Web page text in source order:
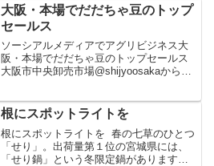
在の石川県＋富山県...
大阪・本場でだだちゃ豆のトップ
セールス
ソーシアルメディアでアグリビジネス大
阪・本場でだだちゃ豆のトップセールス
大阪市中央卸売市場@shijyoosakaからRT
行われました。栽培時には、昼夜の寒暖
差を受け...
根にスポットライトを
根にスポットライトを 春の七草のひとつ
「せり」。出荷量第１位の宮城県には、
「せり鍋」という冬限定鍋があります。